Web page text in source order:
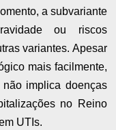
a subvariante
ou riscos
variantes. Apesar
mais facilmente,
implica doenças
no Reino
UTIs.